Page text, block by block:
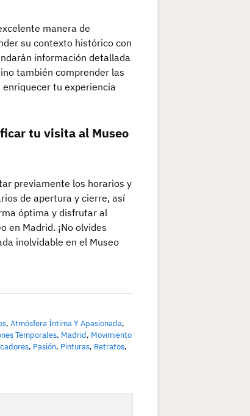
manera de
su contexto histórico con
información detallada
también comprender las
tu experiencia
tu visita al Museo
previamente los horarios y
de apertura y cierre, así
óptima y disfrutar al
en Madrid. ¡No olvides
inolvidable en el Museo
, Atmósfera Íntima Y Apasionada,
Temporales, Madrid, Movimiento
, Pasión, Pinturas, Retratos,